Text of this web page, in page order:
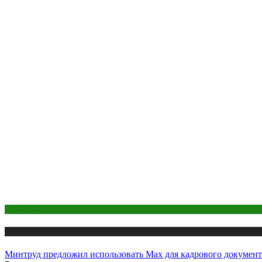
Минтруд предложил использовать Max для кадрового